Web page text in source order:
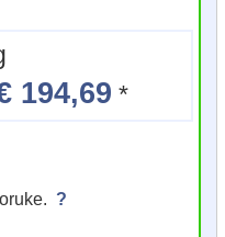
194,69 *
?